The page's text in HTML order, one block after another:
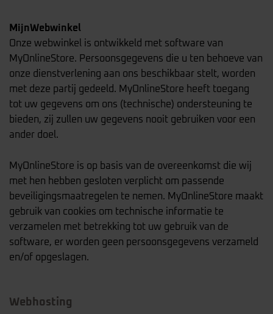
MijnWebwinkel
Onze webwinkel is ontwikkeld met software van
MyOnlineStore. Persoonsgegevens die u ten behoeve van
onze dienstverlening aan ons beschikbaar stelt, worden
met deze partij gedeeld. MyOnlineStore heeft toegang
tot uw gegevens om ons (technische) ondersteuning te
bieden, zij zullen uw gegevens nooit gebruiken voor een
ander doel.
MyOnlineStore is op basis van de overeenkomst die wij
met hen hebben gesloten verplicht om passende
beveiligingsmaatregelen te nemen. MyOnlineStore maakt
gebruik van cookies om technische informatie te
verzamelen met betrekking tot uw gebruik van de
software, er worden geen persoonsgegevens verzameld
en/of opgeslagen.
Webhosting